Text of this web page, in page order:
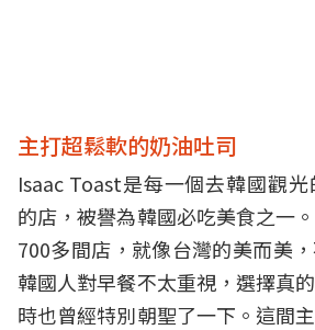
主打超鬆軟的奶油吐司
Isaac Toast是每一個去韓國觀
的店，被譽為韓國必吃美食之一
700多間店，就像台灣的美而美
韓國人對早餐不太重視，選擇真
時也曾經特別朝聖了一下。這間